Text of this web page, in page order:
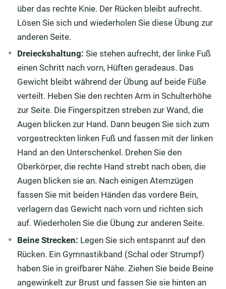
über das rechte Knie. Der Rücken bleibt aufrecht.
Lösen Sie sich und wiederholen Sie diese Übung zur
anderen Seite.
Dreieckshaltung: Sie stehen aufrecht, der linke Fuß
einen Schritt nach vorn, Hüften geradeaus. Das
Gewicht bleibt während der Übung auf beide Füße
verteilt. Heben Sie den rechten Arm in Schulterhöhe
zur Seite. Die Fingerspitzen streben zur Wand, die
Augen blicken zur Hand. Dann beugen Sie sich zum
vorgestreckten linken Fuß und fassen mit der linken
Hand an den Unterschenkel. Drehen Sie den
Oberkörper, die rechte Hand strebt nach oben, die
Augen blicken sie an. Nach einigen Atemzügen
fassen Sie mit beiden Händen das vordere Bein,
verlagern das Gewicht nach vorn und richten sich
auf. Wiederholen Sie die Übung zur anderen Seite.
Beine Strecken: Legen Sie sich entspannt auf den
Rücken. Ein Gymnastikband (Schal oder Strumpf)
haben Sie in greifbarer Nähe. Ziehen Sie beide Beine
angewinkelt zur Brust und fassen Sie sie hinten an